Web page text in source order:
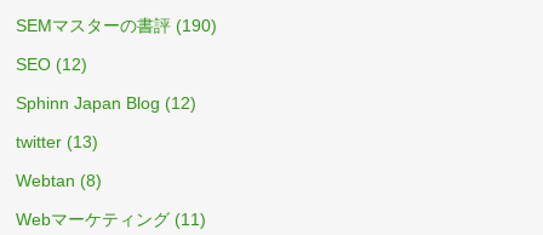
SEMマスターの書評 (190)
SEO (12)
Sphinn Japan Blog (12)
twitter (13)
Webtan (8)
Webマーケティング (11)